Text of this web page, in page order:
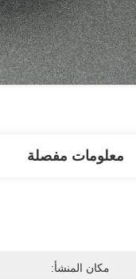
معلومات مفصلة
مكان المنشأ: